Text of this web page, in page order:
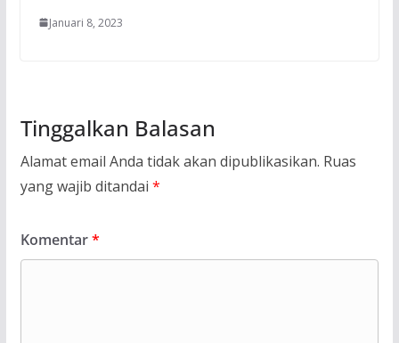
Januari 8, 2023
Tinggalkan Balasan
Alamat email Anda tidak akan dipublikasikan. Ruas
yang wajib ditandai *
Komentar*